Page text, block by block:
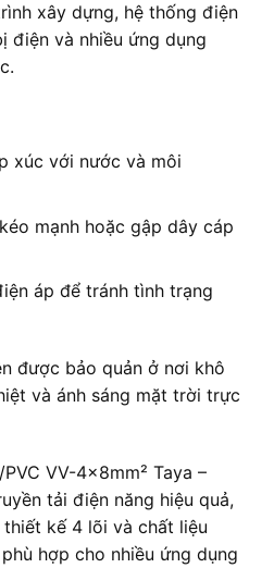
xây dựng, hệ thống điện
điện và nhiều ứng dụng
xúc với nước và môi
mạnh hoặc gập dây cáp
áp để tránh tình trạng
được bảo quản ở nơi khô
và ánh sáng mặt trời trực
VV-4x8mm² Taya –
tải điện năng hiệu quả,
kế 4 lõi và chất liệu
hợp cho nhiều ứng dụng